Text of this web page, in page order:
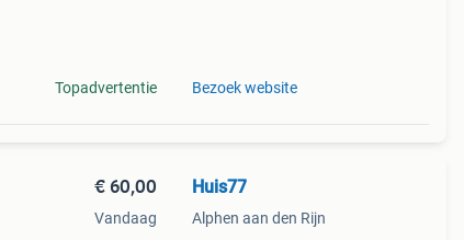
Topadvertentie Bezoek website
€ 60,00
Vandaag
Huis77
Alphen aan den Rijn